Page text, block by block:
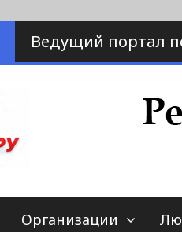
Ведущий портал
Спорт-
портал по
Организации